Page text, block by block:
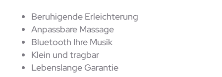
Beruhigende Erleichterung
Anpassbare Massage
Bluetooth Ihre Musik
Klein und tragbar
Lebenslange Garantie